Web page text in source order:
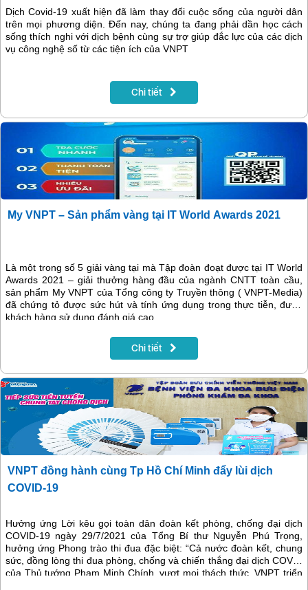
Dịch Covid-19 xuất hiện đã làm thay đổi cuộc sống của người dân
trên mọi phương diện. Đến nay, chúng ta đang phải dần học cách
sống thích nghi với dịch bệnh cùng sự trợ giúp đắc lực của các dịch
vụ công nghệ số từ các tiện ích của VNPT
Chi tiết
My VNPT – Sản phẩm vàng tại IT World Awards 2021
Là một trong số 5 giải vàng tại mà Tập đoàn đoạt được tại IT World
Awards 2021 – giải thưởng hàng đầu của ngành CNTT toàn cầu,
sản phẩm My VNPT của Tổng công ty Truyền thông ( VNPT-Media)
đã chứng tỏ được sức hút và tính ứng dụng trong thực tiễn, được
khách hàng sử dụng đánh giá cao.
Chi tiết
VNPT đồng hành cùng Tp Hồ Chí Minh đẩy lùi dịch
COVID-19
Hưởng ứng Lời kêu gọi toàn dân đoàn kết phòng, chống đại dịch
COVID-19 ngày 29/7/2021 của Tổng Bí thư Nguyễn Phú Trọng,
hưởng ứng Phong trào thi đua đặc biệt: “Cả nước đoàn kết, chung
sức, đồng lòng thi đua phòng, chống và chiến thắng đại dịch COVID
của Thủ tướng Phạm Minh Chính, vượt mọi thách thức, VNPT triển